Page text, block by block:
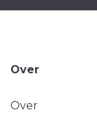
Over
Over